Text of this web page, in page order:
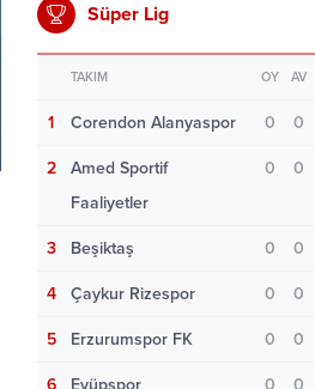
Süper Lig
TAKIM OY AV
1 Corendon Alanyaspor 0 0
2
Amed Sportif
Faaliyetler
0 0
3 Beşiktaş 0 0
4 Çaykur Rizespor 0 0
5 Erzurumspor FK 0 0
6 Eyüpspor 0 0